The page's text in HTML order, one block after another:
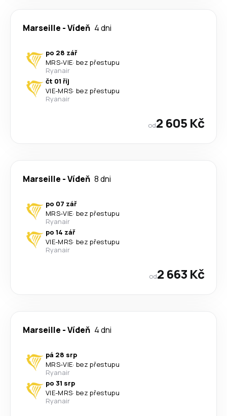
Marseille -Vídeň 4 dni
po 28 zář
MRS-VIE· bez přestupu
Ryanair
čt 01 říj
VIE-MRS· bez přestupu
Ryanair
od2 605 Kč
Marseille -Vídeň 8 dni
po 07 zář
MRS-VIE· bez přestupu
Ryanair
po 14 zář
VIE-MRS· bez přestupu
Ryanair
od2 663 Kč
Marseille -Vídeň 4 dni
pá 28 srp
MRS-VIE· bez přestupu
Ryanair
po 31 srp
VIE-MRS· bez přestupu
Ryanair